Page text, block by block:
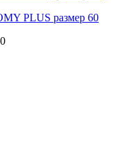
PLUS размер 60